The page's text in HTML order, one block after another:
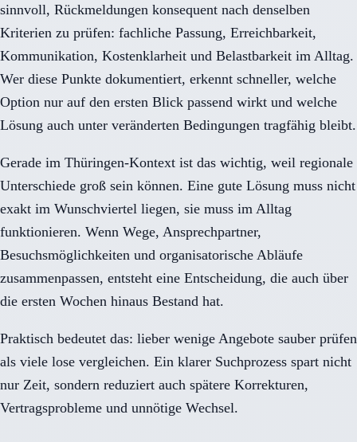
sinnvoll, Rückmeldungen konsequent nach denselben
Kriterien zu prüfen: fachliche Passung, Erreichbarkeit,
Kommunikation, Kostenklarheit und Belastbarkeit im Alltag.
Wer diese Punkte dokumentiert, erkennt schneller, welche
Option nur auf den ersten Blick passend wirkt und welche
Lösung auch unter veränderten Bedingungen tragfähig bleibt.
Gerade im Thüringen-Kontext ist das wichtig, weil regionale
Unterschiede groß sein können. Eine gute Lösung muss nicht
exakt im Wunschviertel liegen, sie muss im Alltag
funktionieren. Wenn Wege, Ansprechpartner,
Besuchsmöglichkeiten und organisatorische Abläufe
zusammenpassen, entsteht eine Entscheidung, die auch über
die ersten Wochen hinaus Bestand hat.
Praktisch bedeutet das: lieber wenige Angebote sauber prüfen
als viele lose vergleichen. Ein klarer Suchprozess spart nicht
nur Zeit, sondern reduziert auch spätere Korrekturen,
Vertragsprobleme und unnötige Wechsel.